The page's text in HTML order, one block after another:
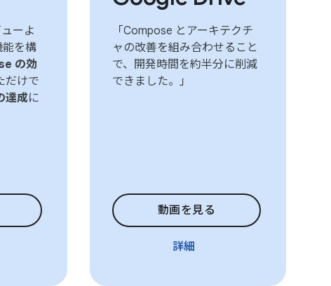
ーよ
能を構
の効
だけで
達成に
「Compose とアーキテクチ
ャの改善を組み合わせること
で、開発時間を約半分に削減
できました。」
動画を見る
詳細